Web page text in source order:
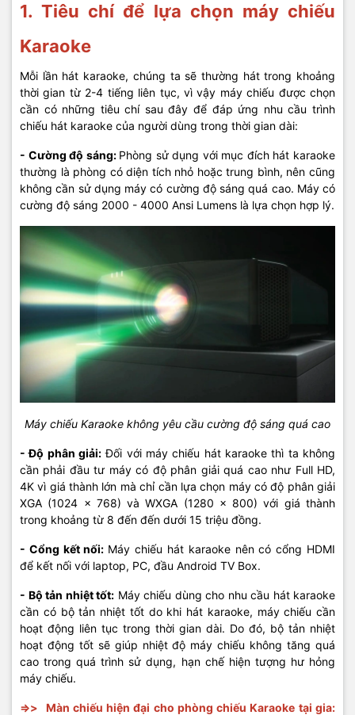
1. Tiêu chí để lựa chọn máy chiếu
Karaoke
Mỗi lần hát karaoke, chúng ta sẽ thường hát trong khoảng
thời gian từ 2-4 tiếng liên tục, vì vậy máy chiếu được chọn
cần có những tiêu chí sau đây để đáp ứng nhu cầu trình
chiếu hát karaoke của người dùng trong thời gian dài:
- Cường độ sáng: Phòng sử dụng với mục đích hát karaoke
thường là phòng có diện tích nhỏ hoặc trung bình, nên cũng
không cần sử dụng máy có cường độ sáng quá cao. Máy có
cường độ sáng 2000 - 4000 Ansi Lumens là lựa chọn hợp lý.
Máy chiếu Karaoke không yêu cầu cường độ sáng quá cao
- Độ phân giải: Đối với máy chiếu hát karaoke thì ta không
cần phải đầu tư máy có độ phân giải quá cao như Full HD,
4K vì giá thành lớn mà chỉ cần lựa chọn máy có độ phân giải
XGA (1024 × 768) và WXGA (1280 × 800) với giá thành
trong khoảng từ 8 đến đến dưới 15 triệu đồng.
- Cổng kết nối: Máy chiếu hát karaoke nên có cổng HDMI
để kết nối với laptop, PC, đầu Android TV Box.
- Bộ tản nhiệt tốt: Máy chiếu dùng cho nhu cầu hát karaoke
cần có bộ tản nhiệt tốt do khi hát karaoke, máy chiếu cần
hoạt động liên tục trong thời gian dài. Do đó, bộ tản nhiệt
hoạt động tốt sẽ giúp nhiệt độ máy chiếu không tăng quá
cao trong quá trình sử dụng, hạn chế hiện tượng hư hỏng
máy chiếu.
=>>
Màn chiếu hiện đại cho phòng chiếu Karaoke tại gia: